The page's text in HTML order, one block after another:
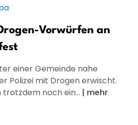
Vorwürfen an
einer Gemeinde nahe
Polizei mit Drogen erwischt.
noch ein... | mehr